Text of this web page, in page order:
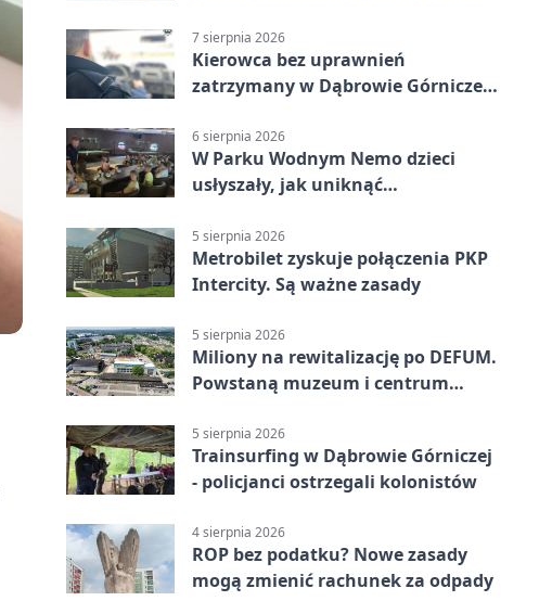
7 sierpnia 2026
Kierowca bez uprawnień
zatrzymany w Dąbrowie Górniczej.
6 sierpnia 2026
W Parku Wodnym Nemo dzieci
usłyszały, jak uniknąć
5 sierpnia 2026
Metrobilet zyskuje połączenia PKP
Intercity. Są ważne zasady
5 sierpnia 2026
Miliony na rewitalizację po DEFUM.
Powstaną muzeum i centrum
5 sierpnia 2026
Trainsurfing w Dąbrowie Górniczej
- policjanci ostrzegali kolonistów
4 sierpnia 2026
ROP bez podatku? Nowe zasady
mogą zmienić rachunek za odpady